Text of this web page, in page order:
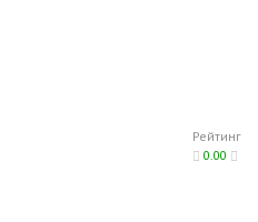
Рейтинг
0.00